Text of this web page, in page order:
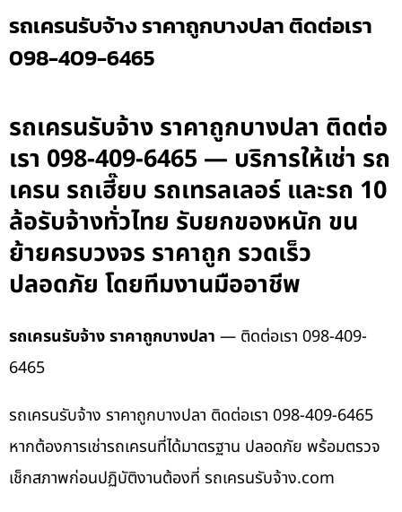
รถเครนรับจ้าง ราคาถูกบางปลา ติดต่อเรา
098-409-6465
รถเครนรับจ้าง ราคาถูกบางปลา ติดต่อ
เรา 098-409-6465 — บริการให้เช่า รถ
เครน รถเฮี๊ยบ รถเทรลเลอร์ และรถ 10
ล้อรับจ้างทั่วไทย รับยกของหนัก ขน
ย้ายครบวงจร ราคาถูก รวดเร็ว
ปลอดภัย โดยทีมงานมืออาชีพ
รถเครนรับจ้าง ราคาถูกบางปลา — ติดต่อเรา 098-409-
6465
รถเครนรับจ้าง ราคาถูกบางปลา ติดต่อเรา 098-409-6465
หากต้องการเช่ารถเครนที่ได้มาตรฐาน ปลอดภัย พร้อมตรวจ
เช็กสภาพก่อนปฏิบัติงานต้องที่ รถเครนรับจ้าง.com